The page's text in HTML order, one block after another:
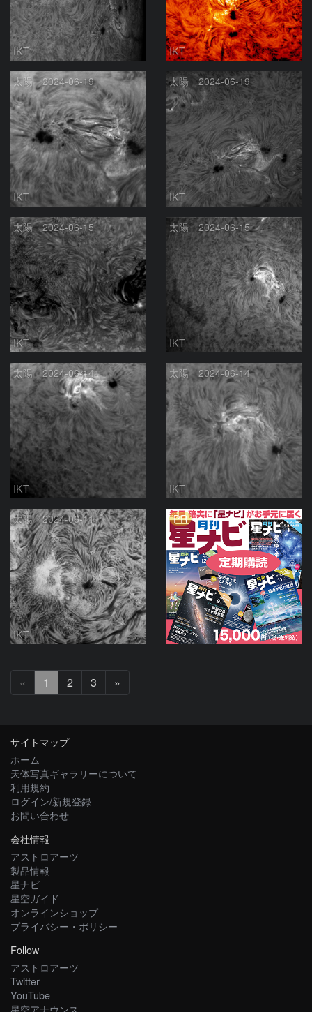
IKT IKT
太陽 2024-06-19
IKT
太陽 2024-06-19
IKT
太陽 2024-06-15
IKT
太陽 2024-06-15
IKT
太陽 2024-06-14
IKT
太陽 2024-06-14
IKT
太陽 2024-06-11
IKT
PR
« 1 2 3 »
へ
サイトマップ
ホーム
天体写真ギャラリーについて
利用規約
ログイン/新規登録
お問い合わせ
会社情報
アストロアーツ
製品情報
星ナビ
星空ガイド
オンラインショップ
プライバシー・ポリシー
Follow
アストロアーツ
Twitter
YouTube
星空アナウンス